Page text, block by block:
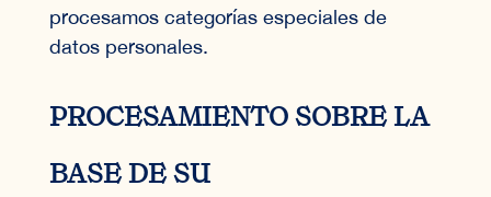
procesamos categorías especiales de
datos personales.
PROCESAMIENTO SOBRE LA
BASE DE SU